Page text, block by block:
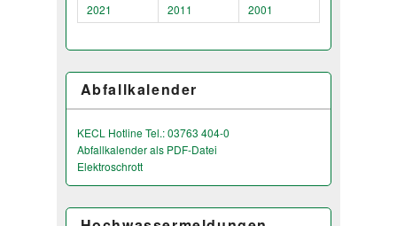
2021
2011 2001
Abfallkalender
KECL Hotline Tel.: 03763 404-0
Abfallkalender als PDF-Datei
Elektroschrott